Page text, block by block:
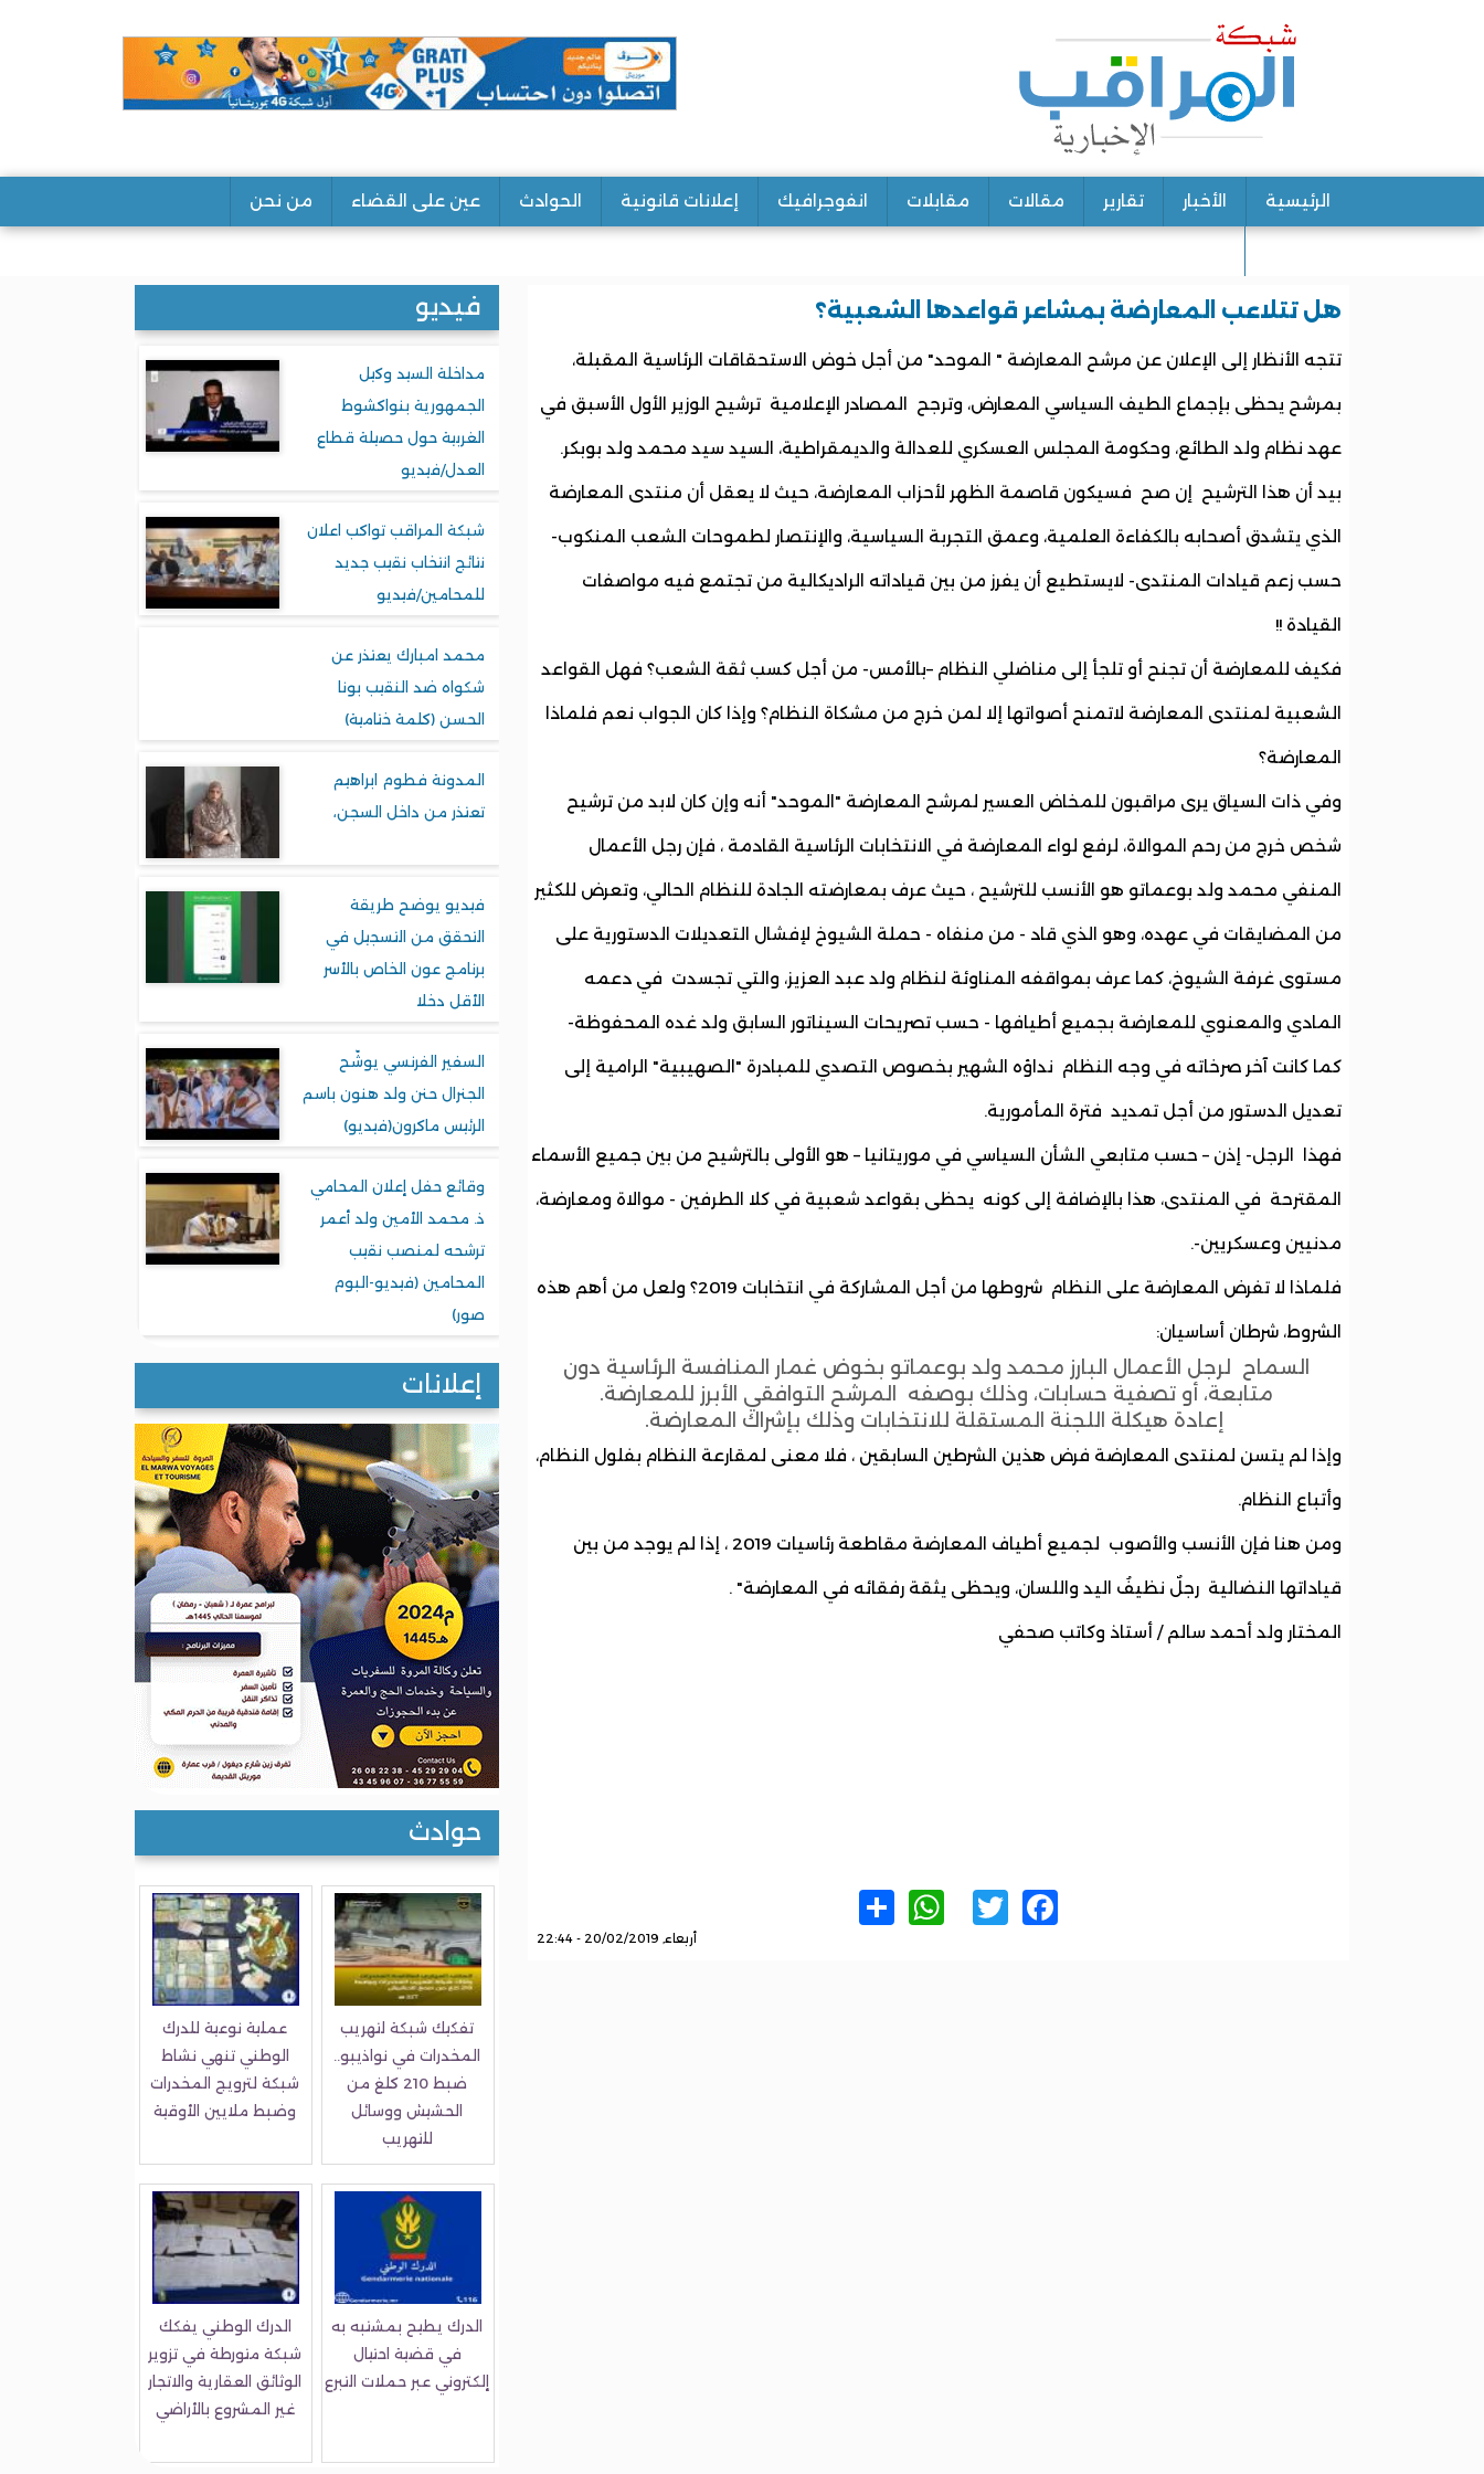
الرئيسية الأخبار تقارير مقالات مقابلات انفوجرافيك إعلانات قانونية الحوادث عين على القضاء من نحن
هل تتلاعب المعارضة بمشاعر قواعدها الشعبية؟
تتجه الأنظار إلى الإعلان عن مرشح المعارضة " الموحد" من أجل خوض الاستحقاقات الرئاسية المقبلة،
بمرشح يحظى بإجماع الطيف السياسي المعارض، وترجح المصادر الإعلامية ترشيح الوزير الأول الأسبق في
عهد نظام ولد الطائع، وحكومة المجلس العسكري للعدالة والديمقراطية، السيد سيد محمد ولد بوبكر.
بيد أن هذا الترشيح إن صح فسيكون قاصمة الظهر لأحزاب المعارضة، حيث لا يعقل أن منتدى المعارضة
الذي يتشدق أصحابه بالكفاءة العلمية، وعمق التجربة السياسية، والإنتصار لطموحات الشعب المنكوب-
حسب زعم قيادات المنتدى- لايستطيع أن يفرز من بين قياداته الراديكالية من تجتمع فيه مواصفات
القيادة !!
فكيف للمعارضة أن تجنح أو تلجأ إلى مناضلي النظام –بالأمس- من أجل كسب ثقة الشعب؟ فهل القواعد
الشعبية لمنتدى المعارضة لاتمنح أصواتها إلا لمن خرج من مشكاة النظام؟ وإذا كان الجواب نعم فلماذا
المعارضة؟
وفي ذات السياق يرى مراقبون للمخاض العسير لمرشح المعارضة "الموحد" أنه وإن كان لابد من ترشيح
شخص خرج من رحم الموالاة، لرفع لواء المعارضة في الانتخابات الرئاسية القادمة ، فإن رجل الأعمال
المنفي محمد ولد بوعماتو هو الأنسب للترشيح ، حيث عرف بمعارضته الجادة للنظام الحالي، وتعرض للكثير
من المضايقات في عهده، وهو الذي قاد - من منفاه - حملة الشيوخ لإفشال التعديلات الدستورية على
مستوى غرفة الشيوخ، كما عرف بمواقفه المناوئة لنظام ولد عبد العزيز، والتي تجسدت في دعمه
المادي والمعنوي للمعارضة بجميع أطيافها - حسب تصريحات السيناتور السابق ولد غده المحفوظة-
كما كانت آخر صرخاته في وجه النظام نداؤه الشهير بخصوص التصدي للمبادرة "الصهيبية" الرامية إلى
تعديل الدستور من أجل تمديد فترة المأمورية.
فهذا الرجل- إذن – حسب متابعي الشأن السياسي في موريتانيا – هو الأولى بالترشيح من بين جميع الأسماء
المقترحة في المنتدى، هذا بالإضافة إلى كونه يحظى بقواعد شعبية في كلا الطرفين - موالاة ومعارضة،
مدنيين وعسكريين-.
فلماذا لا تفرض المعارضة على النظام شروطها من أجل المشاركة في انتخابات 2019؟ ولعل من أهم هذه
الشروط، شرطان أساسيان:
السماح لرجل الأعمال البارز محمد ولد بوعماتو بخوض غمار المنافسة الرئاسية دون
متابعة، أو تصفية حسابات، وذلك بوصفه المرشح التوافقي الأبرز للمعارضة.
إعادة هيكلة اللجنة المستقلة للانتخابات وذلك بإشراك المعارضة.
وإذا لم يتسن لمنتدى المعارضة فرض هذين الشرطين السابقين ، فلا معنى لمقارعة النظام بفلول النظام،
وأتباع النظام.
ومن هنا فإن الأنسب والأصوب لجميع أطياف المعارضة مقاطعة رئاسيات 2019 ، إذا لم يوجد من بين
قياداتها النضالية رجلٌ نظيفُ اليد واللسان، ويحظى يثقة رفقائه في المعارضة" .
المختار ولد أحمد سالم / أستاذ وكاتب صحفي
Facebook
Twitter
WhatsApp
أربعاء, 20/02/2019 - 22:44
فيديو
مداخلة السيد وكيل
الجمهورية بنواكشوط
الغربية حول حصيلة قطاع
العدل/فيديو
شبكة المراقب تواكب اعلان
نتائج انتخاب نقيب جديد
للمحامين/فيديو
محمد امبارك يعتذر عن
شكواه ضد النقيب بونا
الحسن (كلمة ختامية)
المدونة فطوم ابراهيم
تعتذر من داخل السجن،
فيديو يوضح طريقة
التحقق من التسجيل في
برنامج عون الخاص بالأسر
الأقل دخلا
السفير الفرنسي يوشّح
الجنرال حنن ولد هنون باسم
الرئيس ماكرون(فيديو)
وقائع حفل إعلان المحامي
ذ. محمد الأمين ولد أعمر
ترشحه لمنصب نقيب
المحامين (فيديو-البوم
صور)
إعلانات
حوادث
تفكيك شبكة لتهريب
المخدرات في نواذيبو..
ضبط 210 كلغ من
الحشيش ووسائل
للتهريب
عملية نوعية للدرك
الوطني تنهي نشاط
شبكة لترويج المخدرات
وضبط ملايين الأوقية
الدرك يطيح بمشتبه به
في قضية احتيال
إلكتروني عبر حملات التبرع
الدرك الوطني يفكك
شبكة متورطة في تزوير
الوثائق العقارية والاتجار
غير المشروع بالأراضي